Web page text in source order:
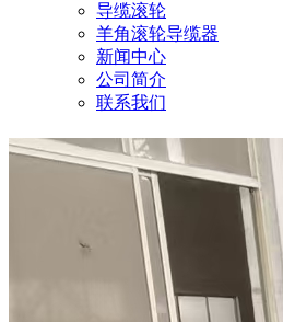
导缆滚轮
羊角滚轮导缆器
新闻中心
公司简介
联系我们